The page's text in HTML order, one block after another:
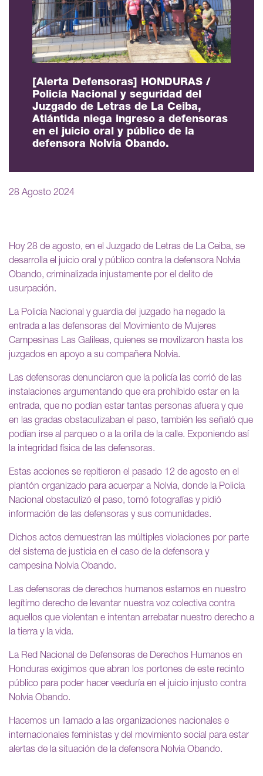
[Alerta Defensoras] HONDURAS /
Policía Nacional y seguridad del
Juzgado de Letras de La Ceiba,
Atlántida niega ingreso a defensoras
en el juicio oral y público de la
defensora Nolvia Obando.
28 Agosto 2024
Hoy 28 de agosto, en el Juzgado de Letras de La Ceiba, se
desarrolla el juicio oral y público contra la defensora Nolvia
Obando, criminalizada injustamente por el delito de
usurpación.
La Policía Nacional y guardia del juzgado ha negado la
entrada a las defensoras del Movimiento de Mujeres
Campesinas Las Galileas, quienes se movilizaron hasta los
juzgados en apoyo a su compañera Nolvia.
Las defensoras denunciaron que la policía las corrió de las
instalaciones argumentando que era prohibido estar en la
entrada, que no podían estar tantas personas afuera y que
en las gradas obstaculizaban el paso, también les señaló que
podían irse al parqueo o a la orilla de la calle. Exponiendo así
la integridad física de las defensoras.
Estas acciones se repitieron el pasado 12 de agosto en el
plantón organizado para acuerpar a Nolvia, donde la Policía
Nacional obstaculizó el paso, tomó fotografías y pidió
información de las defensoras y sus comunidades.
Dichos actos demuestran las múltiples violaciones por parte
del sistema de justicia en el caso de la defensora y
campesina Nolvia Obando.
Las defensoras de derechos humanos estamos en nuestro
legítimo derecho de levantar nuestra voz colectiva contra
aquellos que violentan e intentan arrebatar nuestro derecho a
la tierra y la vida.
La Red Nacional de Defensoras de Derechos Humanos en
Honduras exigimos que abran los portones de este recinto
público para poder hacer veeduría en el juicio injusto contra
Nolvia Obando.
Hacemos un llamado a las organizaciones nacionales e
internacionales feministas y del movimiento social para estar
alertas de la situación de la defensora Nolvia Obando.